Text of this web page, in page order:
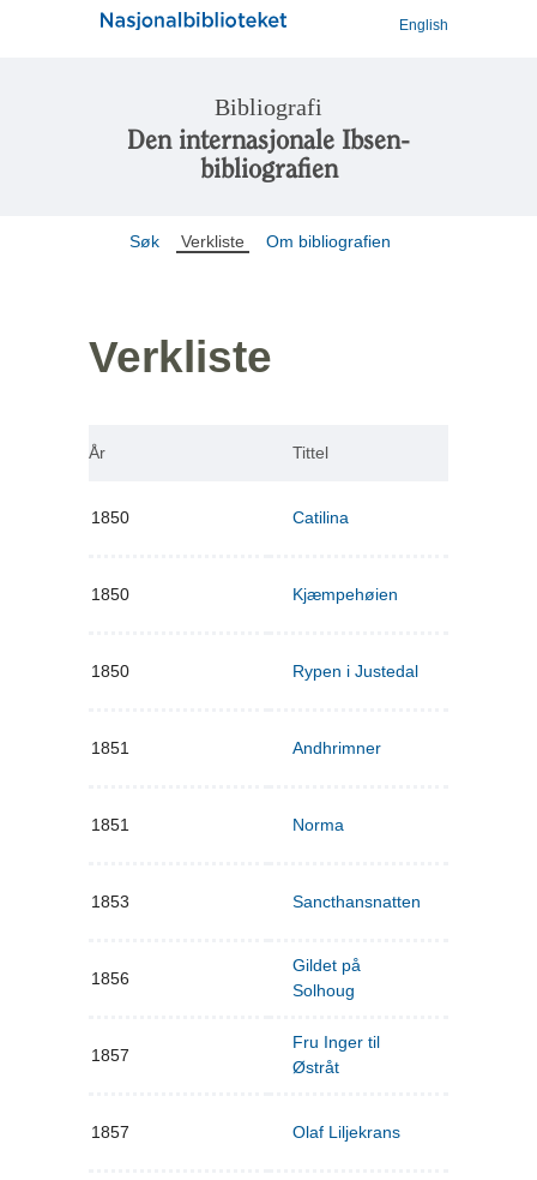
English
Bibliografi
Den internasjonale Ibsen-
bibliografien
Søk Verkliste Om bibliografien
Verkliste
År Tittel
1850 Catilina
1850 Kjæmpehøien
1850 Rypen i Justedal
1851 Andhrimner
1851 Norma
1853 Sancthansnatten
1856
Gildet på
Solhoug
1857
Fru Inger til
Østråt
1857 Olaf Liljekrans